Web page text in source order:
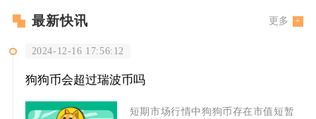
最新快讯 更多
2024-12-16 17:56:12
狗狗币会超过瑞波币吗
短期市场行情中狗狗币存在市值短暂